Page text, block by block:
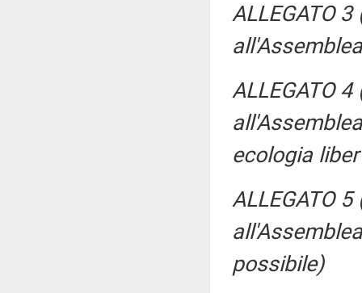
ALLEGATO
ALLEGATO
ecologia
ALLEGATO
possibile)